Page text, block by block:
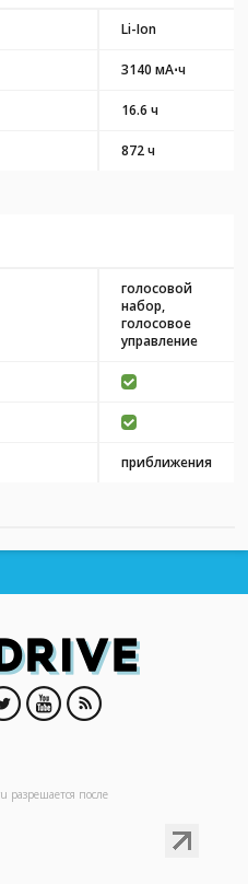
Li-Ion
3140 мА⋅ч
16.6 ч
872 ч
голосовой
набор,
голосовое
управление
приближения
разрешается после